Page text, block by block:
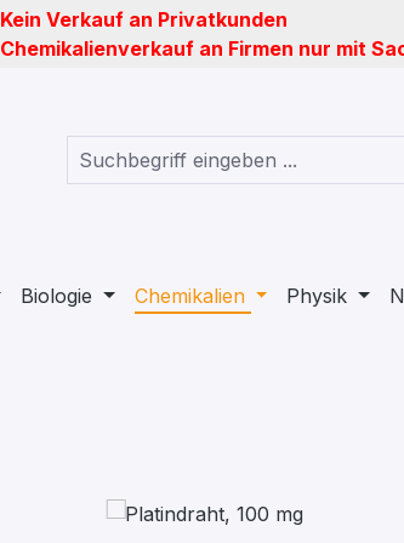
Kein Verkauf an Privatkunden
Chemikalienverkauf an Firmen nur mit
Biologie Chemikalien Physik